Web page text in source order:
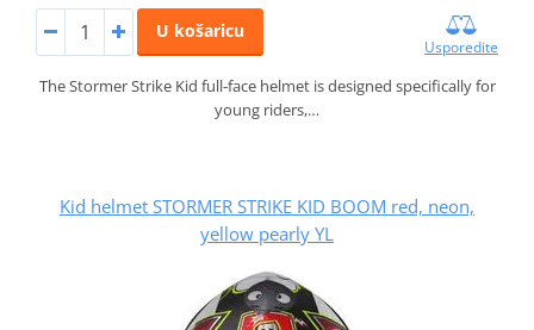
U košaricu
Usporedite
The Stormer Strike Kid full-face helmet is designed specifically for
young riders,…
Kid helmet STORMER STRIKE KID BOOM red, neon,
yellow pearly YL